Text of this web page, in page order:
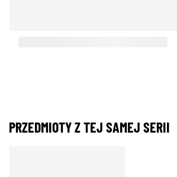
PRZEDMIOTY Z TEJ SAMEJ SERII